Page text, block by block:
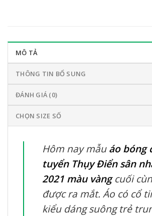
MÔ TẢ
THÔNG TIN BỔ SUNG
ĐÁNH GIÁ (0)
CHỌN SIZE SỐ
Hôm nay mẫuáo bóng
tuyển Thụy Điển sân
2021 màu vàngcuối
được ra mắt. Áo có cổ
kiểu dáng suông trẻ